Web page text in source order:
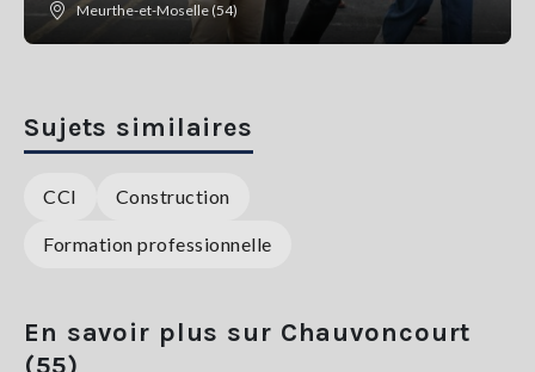
Meurthe-et-Moselle (54)
Sujets similaires
CCI Construction
Formation professionnelle
En savoir plus sur Chauvoncourt